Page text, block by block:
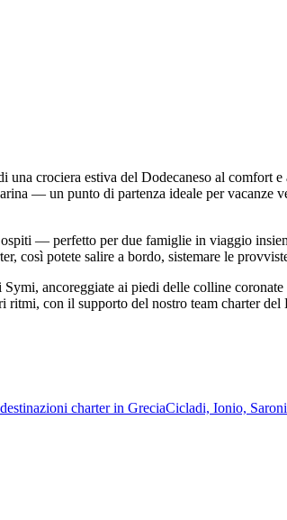
crociera estiva del Dodecaneso al comfort
— un punto di partenza ideale per vacanze
— perfetto per due famiglie in viaggio
così potete salire a bordo, sistemare le
ancoreggiate ai piedi delle colline
con il supporto del nostro team charter del
charter in GreciaCicladi, Ionio,